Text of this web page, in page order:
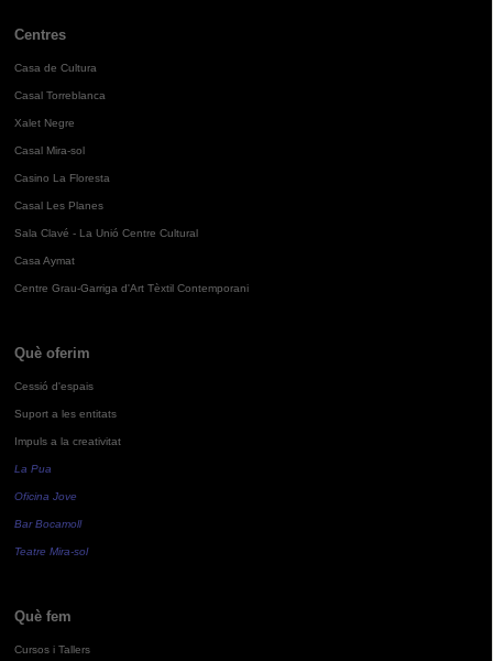
Centres
Casa de Cultura
Casal Torreblanca
Xalet Negre
Casal Mira-sol
Casino La Floresta
Casal Les Planes
Sala Clavé - La Unió Centre Cultural
Casa Aymat
Centre Grau-Garriga d'Art Tèxtil Contemporani
Què oferim
Cessió d'espais
Suport a les entitats
Impuls a la creativitat
La Pua
Oficina Jove
Bar Bocamoll
Teatre Mira-sol
Què fem
Cursos i Tallers